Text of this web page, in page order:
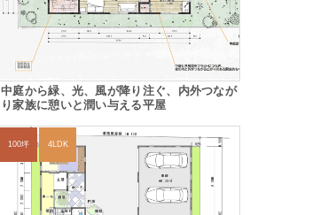
中庭から緑、光、風が降り注ぐ、内外つなが
り家族に憩いと潤い与える平屋
100坪 4LDK